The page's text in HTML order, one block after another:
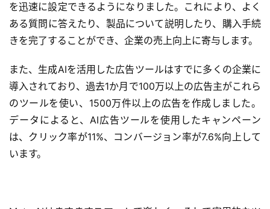
ッ
ト
A
I
活
用
お
問
を迅速に設定できるようになりました。これにより、よく
ある質問に答えたり、製品について説明したり、購入手続
きを完了することができ、企業の売上向上に寄与します。
また、生成AIを活用した広告ツールはすでに多くの企業に
導入されており、過去1か月で100万以上の広告主がこれら
のツールを使い、1500万件以上の広告を作成しました。
データによると、AI広告ツールを使用したキャンペーン
は、クリック率が11%、コンバージョン率が7.6%向上して
います。